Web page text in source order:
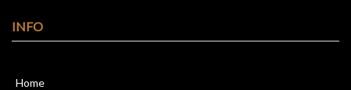
INFO
Home